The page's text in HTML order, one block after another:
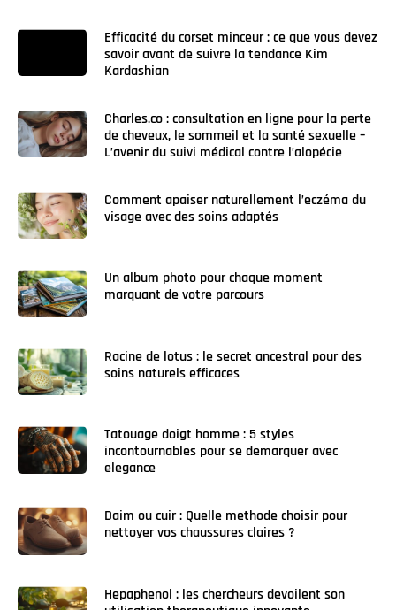
Efficacité du corset minceur : ce que vous devez
savoir avant de suivre la tendance Kim
Kardashian
Charles.co : consultation en ligne pour la perte
de cheveux, le sommeil et la santé sexuelle –
L’avenir du suivi médical contre l’alopécie
Comment apaiser naturellement l’eczéma du
visage avec des soins adaptés
Un album photo pour chaque moment
marquant de votre parcours
Racine de lotus : le secret ancestral pour des
soins naturels efficaces
Tatouage doigt homme : 5 styles
incontournables pour se demarquer avec
elegance
Daim ou cuir : Quelle methode choisir pour
nettoyer vos chaussures claires ?
Hepaphenol : les chercheurs devoilent son